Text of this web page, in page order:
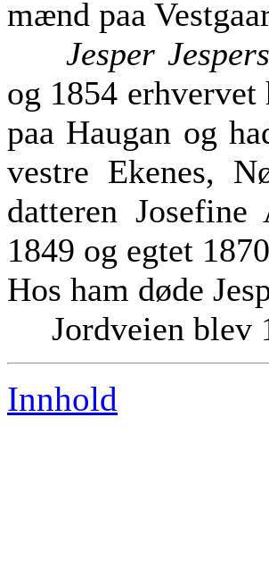
mænd paa
Jesper
og 1854 erhvervet
paa Haugan og
vestre Ekenes,
datteren
1849 og egtet
Hos ham døde
Jordveien blev
Innhold